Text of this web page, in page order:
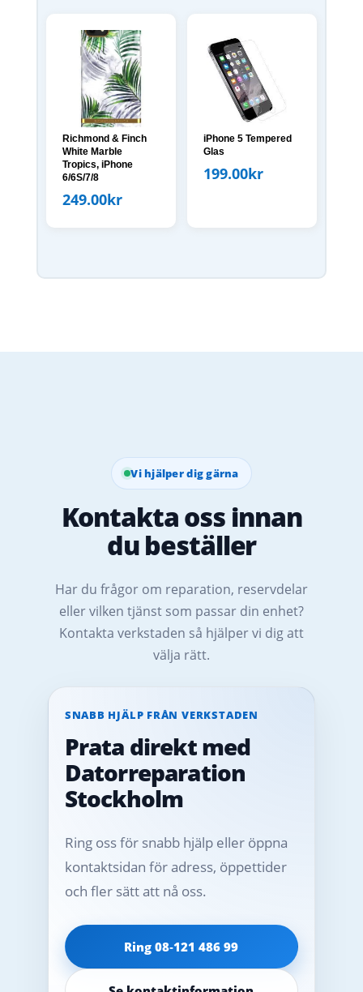
Richmond & Finch
White Marble
Tropics, iPhone
6/6S/7/8
249.00kr
iPhone 5 Tempered
Glas
199.00kr
Vi hjälper dig gärna
Kontakta oss innan
du beställer
Har du frågor om reparation, reservdelar
eller vilken tjänst som passar din enhet?
Kontakta verkstaden så hjälper vi dig att
välja rätt.
SNABB HJÄLP FRÅN VERKSTADEN
Prata direkt med
Datorreparation
Stockholm
Ring oss för snabb hjälp eller öppna
kontaktsidan för adress, öppettider
och fler sätt att nå oss.
Ring 08‑121 486 99